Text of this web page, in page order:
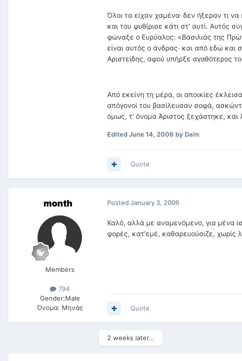
Όλοι τα είχαν χαμένα· δεν ήξεραν τι
και του ψυθίρισε κάτι στ' αυτί. Αυτός
φώναξε ο Ευρύαλος: «Βασιλιάς της
είναι αυτός ο άνδρας· και από εδώ και
Αριστείδης, αφού υπήρξε αγαθότερος
Από εκείνη τη μέρα, οι αποικίες
απόγονοί του βασίλευσαν σοφά,
όμως, τ' όνομα Άριστος ξεχάστηκε, και
EditedJune 14, 2006 by Dain
Quote
month
Members
794
Gender:Male
Όνομα: Μηνάς
Posted January 3, 2006
Καλό, αλλά με αναμενόμενο, για μένα
φορές, κατ'εμέ, καθαρευούσιζε, χωρίς
Quote
2 weeks later...